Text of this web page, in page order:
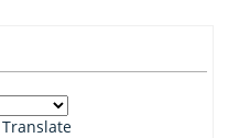
Translate